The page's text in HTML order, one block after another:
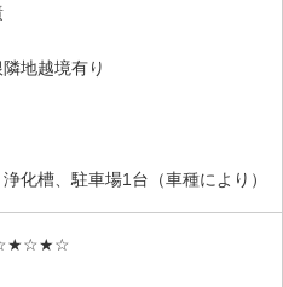
地越境有り
化槽、駐車場1台（車種により）